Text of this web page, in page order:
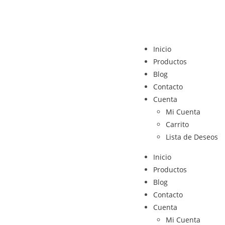
Inicio
Productos
Blog
Contacto
Cuenta
Mi Cuenta
Carrito
Lista de Deseos
Inicio
Productos
Blog
Contacto
Cuenta
Mi Cuenta